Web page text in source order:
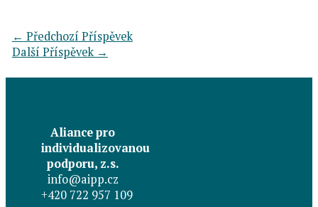
← Předchozí Příspěvek
Další Příspěvek →
Aliance pro
individualizovanou
podporu, z.s.
info@aipp.cz
+420 722 957 109